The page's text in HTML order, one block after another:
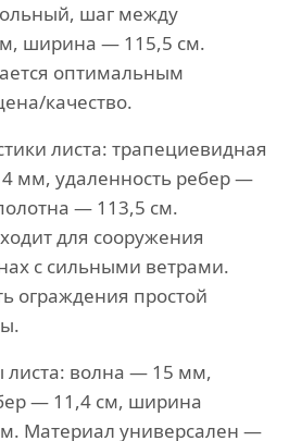
шаг между
ширина — 115,5 см.
оптимальным
качество.
листа: трапециевидная
мм, удаленность ребер —
— 113,5 см.
для сооружения
с сильными ветрами.
ограждения простой
листа: волна — 15 мм,
— 11,4 см, ширина
Материал универсален —